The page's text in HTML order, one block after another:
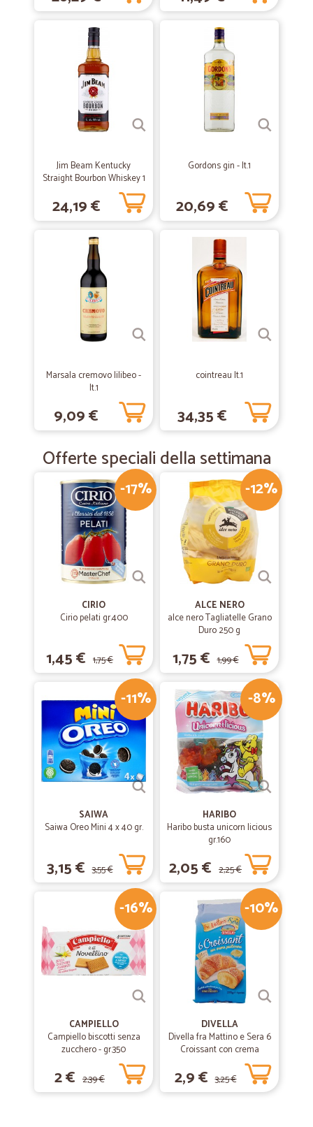
Tutto perfetto
—Ferruccio S.
Ottimo sevizio, consegna rapidissima!
Do il massimo
Do il massimo, perché ho ricevuto l’ordine in un giorno, la merce era
imballata davvero con cura e avendo preso molti biscotti pensavo che
arrivassero piuttosto rotti e invece sono rimasta piacevolmente
sorpresa e sicuramente continuerò ad acquistare presso di voi e lo
consiglio vivamente.
—Bice T.
Ottimo acquisto
Ottimo acquisto, finalmente ho trovato i fruttini che mi piacciono
Sempre perfetti grazie mille di tutto
Sempre perfetti grazie mille di tutto
16/02/2019
Giuliano B.
Puntuale.
Puntuale e discreto.
Jim Beam Kentucky
Straight Bourbon Whiskey 1
24,19 €
Gordons gin - lt.1
20,69 €
Marsala cremovo lilibeo -
lt.1
9,09 €
cointreau lt.1
34,35 €
Offerte speciali della settimana
-17%
CIRIO
Cirio pelati gr.400
1,45 € 1,75 €
-12%
ALCE NERO
alce nero Tagliatelle Grano
Duro 250 g
1,75 € 1,99 €
-11%
SAIWA
Saiwa Oreo Mini 4 x 40 gr.
3,15 € 3,55 €
-8%
HARIBO
Haribo busta unicorn licious
gr.160
2,05 € 2,25 €
-16%
CAMPIELLO
Campiello biscotti senza
zucchero - gr.350
2 € 2,39 €
-10%
DIVELLA
Divella fra Mattino e Sera 6
Croissant con crema
pasticcera 270 gr.
2,9 € 3,25 €